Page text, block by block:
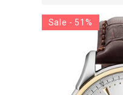
Sale - 51%